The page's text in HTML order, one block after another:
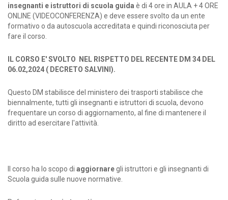
insegnanti e istruttori di scuola guida è di 4 ore in AULA + 4 ORE
ONLINE (VIDEOCONFERENZA) e deve essere svolto da un ente
formativo o da autoscuola accreditata e quindi riconosciuta per
fare il corso.
IL CORSO E' SVOLTO NEL RISPETTO DEL RECENTE DM 34 DEL
06.02,2024 ( DECRETO SALVINI).
Questo DM stabilisce del ministero dei trasporti stabilisce che
biennalmente, tutti gli insegnanti e istruttori di scuola, devono
frequentare un corso di aggiornamento, al fine di mantenere il
diritto ad esercitare l'attività.
Il corso ha lo scopo di aggiornaregli istruttori e gli insegnanti di
Scuola guida sulle nuove normative.